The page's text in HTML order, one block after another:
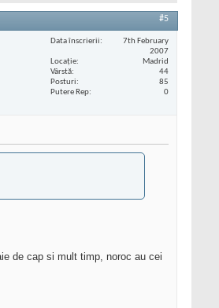
#5
Data înscrierii
7th February
2007
Locaţie
Madrid
Vârstă
44
Posturi
85
Putere Rep
0
de cap si mult timp, noroc au cei